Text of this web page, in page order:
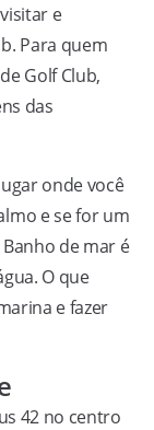
e
Para quem
Golf Club,
das
onde você
e se for um
de mar é
O que
e fazer
42 no centro